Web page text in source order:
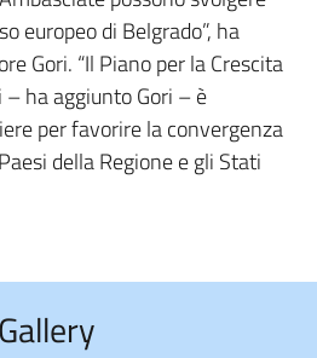
europeo di Belgrado”, ha
Gori. “Il Piano per la Crescita
ha aggiunto Gori – è
per favorire la convergenza
della Regione e gli Stati
Gallery